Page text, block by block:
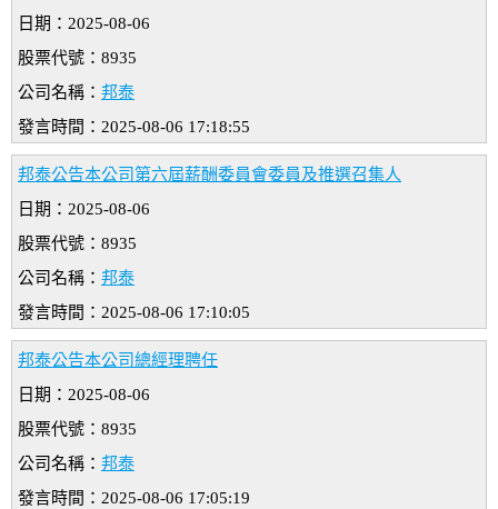
日期：2025-08-06
股票代號：8935
公司名稱： 邦泰
發言時間：2025-08-06 17:18:55
邦泰公告本公司第六屆薪酬委員會委員及推選召集人
日期：2025-08-06
股票代號：8935
公司名稱： 邦泰
發言時間：2025-08-06 17:10:05
邦泰公告本公司總經理聘任
日期：2025-08-06
股票代號：8935
公司名稱： 邦泰
發言時間：2025-08-06 17:05:19